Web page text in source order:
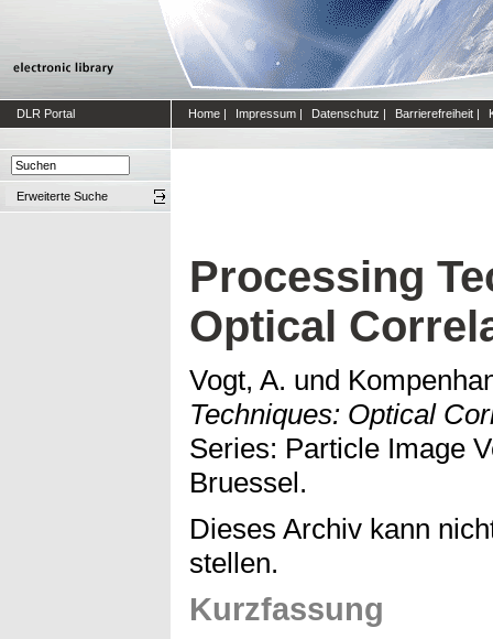
DLR Portal Home | Impressum | Datenschutz | Barrierefreiheit |
Erweiterte Suche
Processing
Optical
Vogt, A. und
Techniques: Optical
Series: Particle Image
Bruessel.
Dieses Archiv kann
stellen.
Kurzfassung